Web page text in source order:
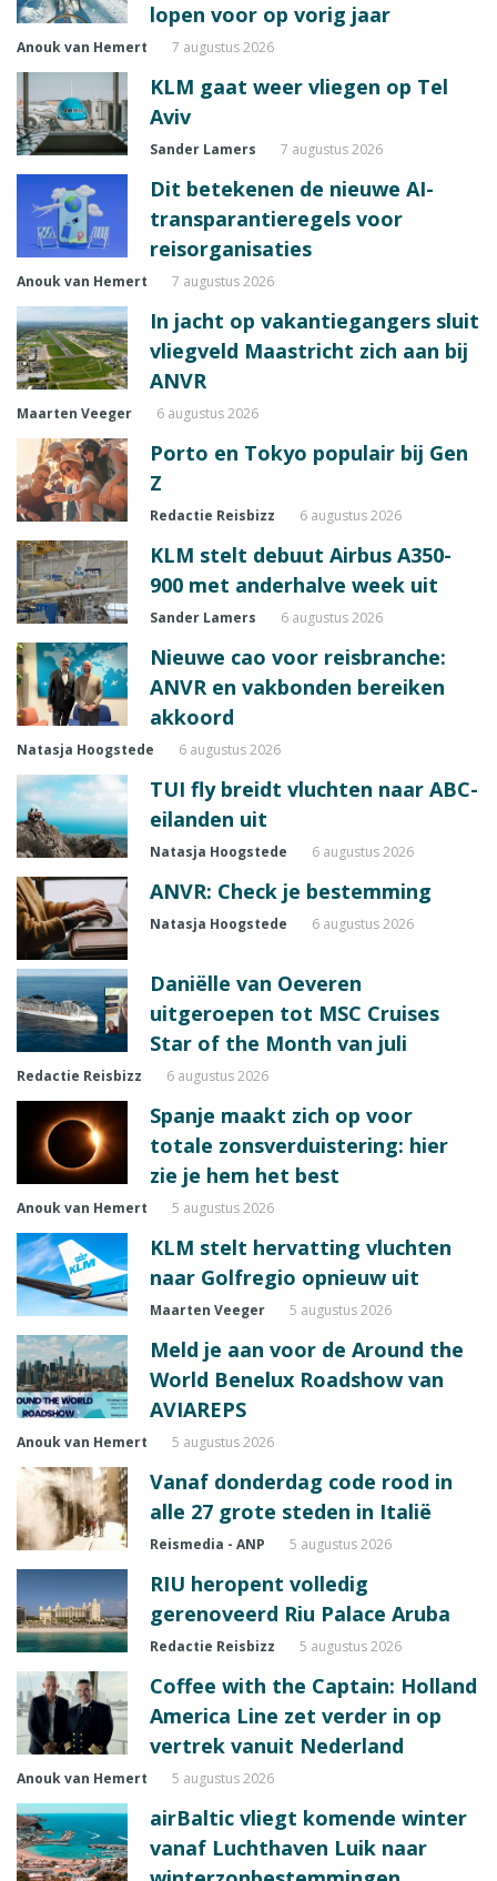
lopen voor op vorig jaar
Anouk van Hemert 7 augustus 2026
KLM gaat weer vliegen op Tel
Aviv
Sander Lamers 7 augustus 2026
Dit betekenen de nieuwe AI-
transparantieregels voor
reisorganisaties
Anouk van Hemert 7 augustus 2026
In jacht op vakantiegangers sluit
vliegveld Maastricht zich aan bij
ANVR
Maarten Veeger 6 augustus 2026
Porto en Tokyo populair bij Gen
Z
Redactie Reisbizz 6 augustus 2026
KLM stelt debuut Airbus A350-
900 met anderhalve week uit
Sander Lamers 6 augustus 2026
Nieuwe cao voor reisbranche:
ANVR en vakbonden bereiken
akkoord
Natasja Hoogstede 6 augustus 2026
TUI fly breidt vluchten naar ABC-
eilanden uit
Natasja Hoogstede 6 augustus 2026
ANVR: Check je bestemming
Natasja Hoogstede 6 augustus 2026
Daniëlle van Oeveren
uitgeroepen tot MSC Cruises
Star of the Month van juli
Redactie Reisbizz 6 augustus 2026
Spanje maakt zich op voor
totale zonsverduistering: hier
zie je hem het best
Anouk van Hemert 5 augustus 2026
KLM stelt hervatting vluchten
naar Golfregio opnieuw uit
Maarten Veeger 5 augustus 2026
Meld je aan voor de Around the
World Benelux Roadshow van
AVIAREPS
Anouk van Hemert 5 augustus 2026
Vanaf donderdag code rood in
alle 27 grote steden in Italië
Reismedia - ANP 5 augustus 2026
RIU heropent volledig
gerenoveerd Riu Palace Aruba
Redactie Reisbizz 5 augustus 2026
Coffee with the Captain: Holland
America Line zet verder in op
vertrek vanuit Nederland
Anouk van Hemert 5 augustus 2026
airBaltic vliegt komende winter
vanaf Luchthaven Luik naar